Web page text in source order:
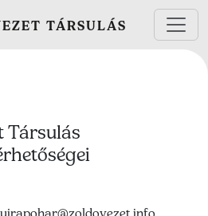
TÁRSULÁS
Társulás
ujrapohar@zoldovezet.info